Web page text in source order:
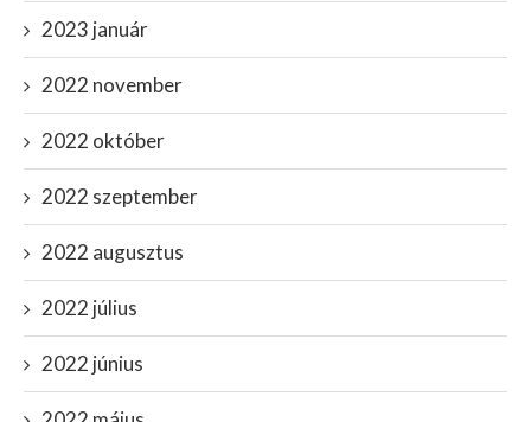
2023 január
2022 november
2022 október
2022 szeptember
2022 augusztus
2022 július
2022 június